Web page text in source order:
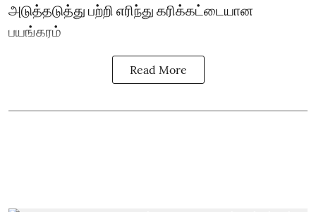
அடுத்தடுத்து பற்றி எரிந்து கரிக்கட்டையான
பயங்கரம்
Read More